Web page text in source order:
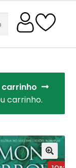
carrinho
carrinho.